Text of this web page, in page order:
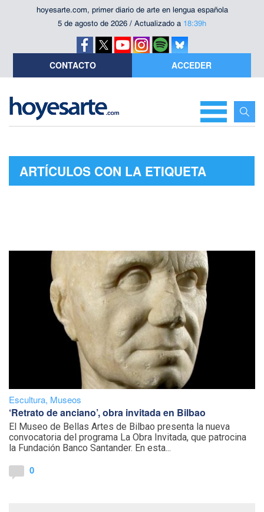
hoyesarte.com, primer diario de arte en lengua española
5 de agosto de 2026 / Actualizado a 18:39h
CONTACTO ACCEDER
ARTÍCULOS CON LA ETIQUETA
Escultura, Museos
‘Retrato de anciano’, obra invitada en Bilbao
El Museo de Bellas Artes de Bilbao presenta la nueva
convocatoria del programa La Obra Invitada, que patrocina
la Fundación Banco Santander. En esta...
0